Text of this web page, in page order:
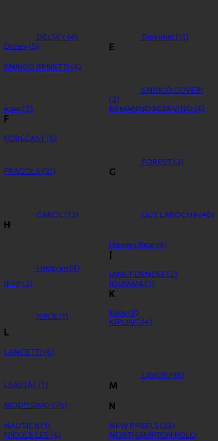
DELSEY (4) Diplomat(11)
Disney(5) E
ENRICO BENETTI (4)
ENRICO COVERI
(3)
enso (5) ERMANNO SCERVINO (4)
F
FORECAST(6)
FOREST(3)
FRAGOLA (31) G
GABOL(12) GUY LAROCHE (48)
H
Hedgren (4)
Henney Bear(4)
J
JANET DENESE (2)
JEEP (2) JOUMMA (1)
JUICE (1)
K
Kbas (2)
KIPLING (4)
L
LANCETTI (6)
LAVOR (38)
LEASTAT(1) M
MODISSIMO (78) N
NAUTICA (1) NEW REBELS (33)
NICOLE LEE (4)
NORTHAMPTON POLO